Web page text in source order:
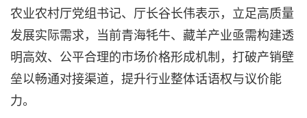
农业农村厅党组书记、厅长谷长伟表示，立足高质量
发展实际需求，当前青海牦牛、藏羊产业亟需构建透
明高效、公平合理的市场价格形成机制，打破产销壁
垒以畅通对接渠道，提升行业整体话语权与议价能
力。